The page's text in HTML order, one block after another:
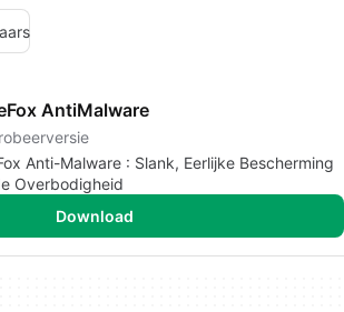
AntiMalware
Anti-Malware : Slank, Eerlijke Bescherming
Overbodigheid
Download